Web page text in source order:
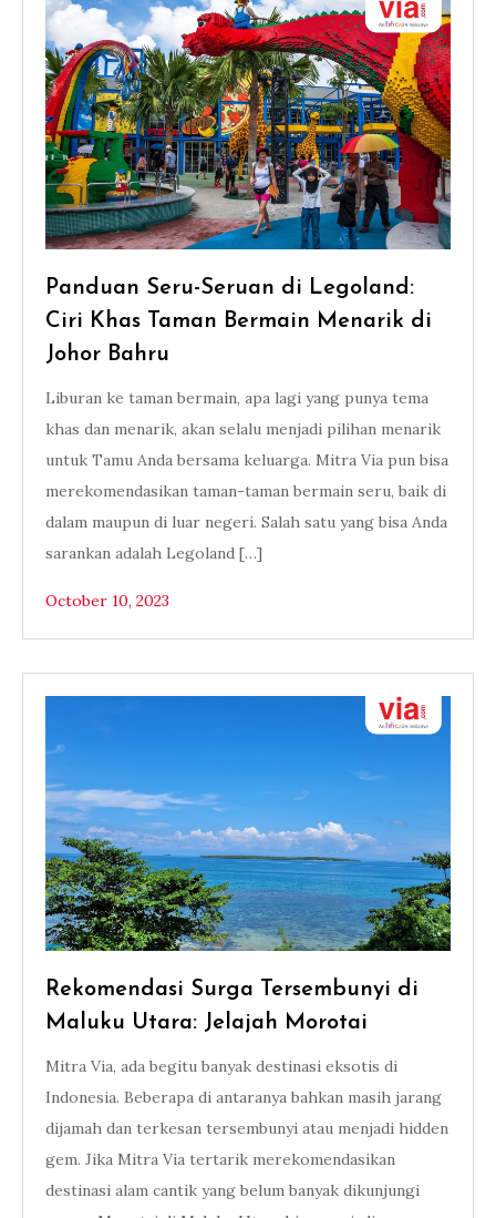
Panduan Seru-Seruan di Legoland:
Ciri Khas Taman Bermain Menarik di
Johor Bahru
Liburan ke taman bermain, apa lagi yang punya tema
khas dan menarik, akan selalu menjadi pilihan menarik
untuk Tamu Anda bersama keluarga. Mitra Via pun bisa
merekomendasikan taman-taman bermain seru, baik di
dalam maupun di luar negeri. Salah satu yang bisa Anda
sarankan adalah Legoland […]
October 10, 2023
Rekomendasi Surga Tersembunyi di
Maluku Utara: Jelajah Morotai
Mitra Via, ada begitu banyak destinasi eksotis di
Indonesia. Beberapa di antaranya bahkan masih jarang
dijamah dan terkesan tersembunyi atau menjadi hidden
gem. Jika Mitra Via tertarik merekomendasikan
destinasi alam cantik yang belum banyak dikunjungi